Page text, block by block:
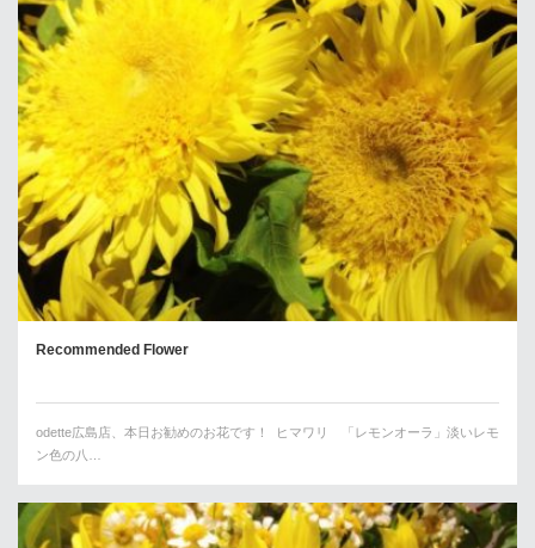
Recommended Flower
odette広島店、本日お勧めのお花です！ ヒマワリ 「レモンオーラ」淡いレモ
ン色の八…